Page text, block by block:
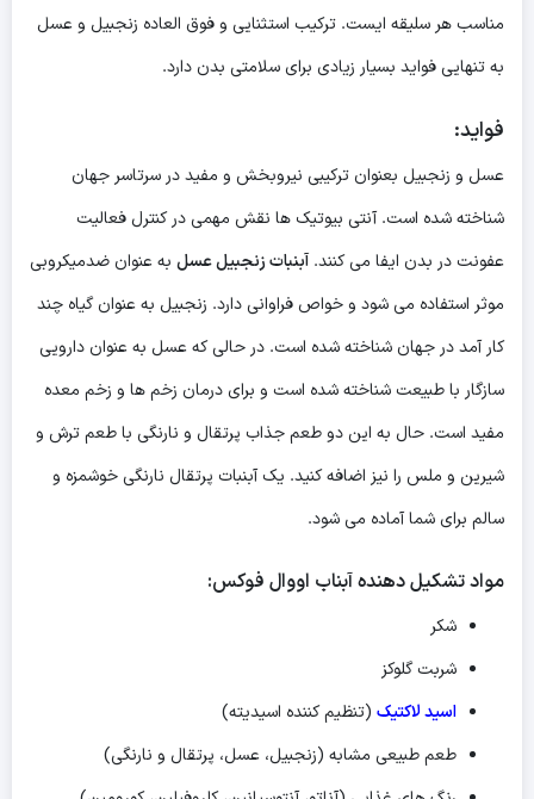
مناسب هر سلیقه ایست. ترکیب استثنایی و فوق العاده زنجبیل و عسل
به تنهایی فواید بسیار زیادی برای سلامتی بدن دارد.
فواید:
عسل و زنجبیل بعنوان ترکیبی نیروبخش و مفید در سرتاسر جهان
شناخته شده است. آنتی بیوتیک ها نقش مهمی در کنترل فعالیت
عفونت در بدن ایفا می کنند. آبنبات زنجبیل عسل به عنوان ضدمیکروبی
موثر استفاده می شود و خواص فراوانی دارد. زنجبیل به عنوان گیاه چند
کار آمد در جهان شناخته شده است. در حالی که عسل به عنوان دارویی
سازگار با طبیعت شناخته شده است و برای درمان زخم ها و زخم معده
مفید است. حال به این دو طعم جذاب پرتقال و نارنگی با طعم ترش و
شیرین و ملس را نیز اضافه کنید. یک آبنبات پرتقال نارنگی خوشمزه و
سالم برای شما آماده می شود.
مواد تشکیل دهنده آبناب اووال فوکس:
شکر
شربت گلوکز
اسید لاکتیک (تنظیم کننده اسیدیته)
طعم طبیعی مشابه (زنجبیل، عسل، پرتقال و نارنگی)